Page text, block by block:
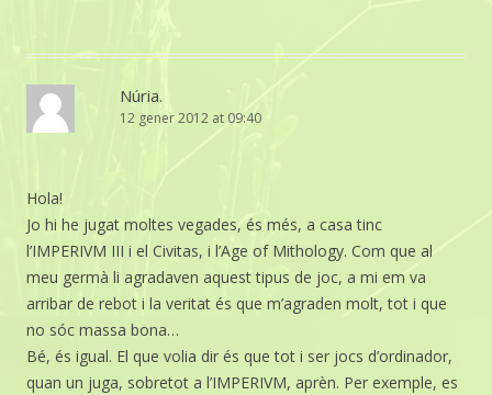
Núria.
12 gener 2012 at 09:40
Hola!
Jo hi he jugat moltes vegades, és més, a casa tinc
l’IMPERIVM III i el Civitas, i l’Age of Mithology. Com que al
meu germà li agradaven aquest tipus de joc, a mi em va
arribar de rebot i la veritat és que m’agraden molt, tot i que
no sóc massa bona…
Bé, és igual. El que volia dir és que tot i ser jocs d’ordinador,
quan un juga, sobretot a l’IMPERIVM, aprèn. Per exemple, es